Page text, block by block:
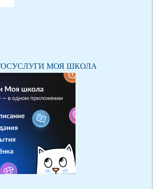
ГОСУСЛУГИ МОЯ ШКОЛА